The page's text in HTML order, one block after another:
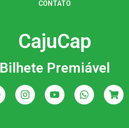
CONTATO
CajuCap
Bilhete Premiável